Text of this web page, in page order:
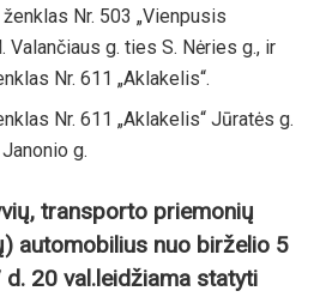
Nr. 503 „Vienpusis
Valančiaus g. ties S. Nėries g., ir
Nr. 611 „Aklakelis“.
Nr. 611 „Aklakelis“ Jūratės g.
g.
transporto priemonių
automobilius nuo birželio 5
d. 20 val.leidžiama statyti